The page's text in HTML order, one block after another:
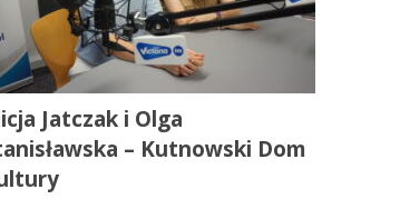
Jatczak i Olga
– Kutnowski Dom